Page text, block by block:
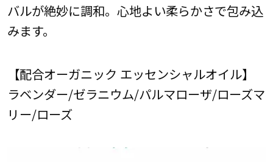
バルが絶妙に調和。心地よい柔らかさで包み込
みます。
【配合オーガニック エッセンシャルオイル】
ラベンダー/ゼラニウム/パルマローザ/ローズマ
リー/ローズ